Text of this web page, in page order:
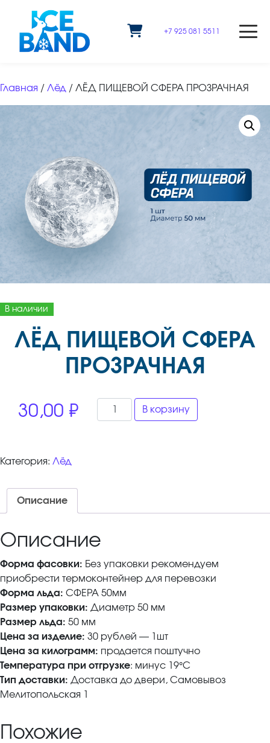
+7 925 081 5511
Главная / Лёд / ЛЁД ПИЩЕВОЙ СФЕРА ПРОЗРАЧНАЯ
В наличии
ЛЁД ПИЩЕВОЙ СФЕРА
ПРОЗРАЧНАЯ
30,00 ₽ Количество товара ЛЁД
В корзину
Категория: Лёд
Описание
Описание
Форма фасовки: Без упаковки рекомендуем
приобрести термоконтейнер для перевозки
Форма льда: СФЕРА 50мм
Размер упаковки: Диаметр 50 мм
Размер льда: 50 мм
Цена за изделие: 30 рублей — 1шт
Цена за килограмм: продается поштучно
Температура при отгрузке: минус 19°C
Тип доставки: Доставка до двери, Самовывоз
Мелитопольская 1
Похожие